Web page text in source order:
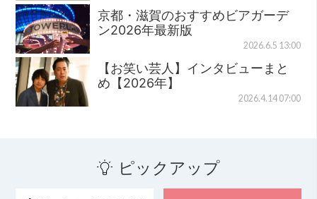
京都・滋賀のおすすめビアガーデ
ン2026年最新版
2026.6.5 13:00
【お笑い芸人】インタビューまと
め【2026年】
2026.4.14 07:00
ピックアップ